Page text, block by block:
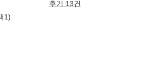
후기 13건
1)